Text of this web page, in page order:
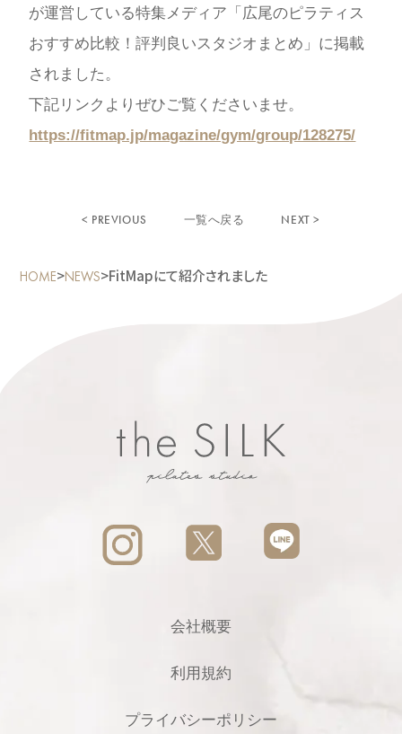
が運営している特集メディア「広尾のピラティス
おすすめ比較！評判良いスタジオまとめ」に掲載
されました。
下記リンクよりぜひご覧くださいませ。
https://fitmap.jp/magazine/gym/group/128275/
< PREVIOUS 一覧へ戻る NEXT >
HOME>NEWS>FitMapにて紹介されました
会社概要
利用規約
プライバシーポリシー